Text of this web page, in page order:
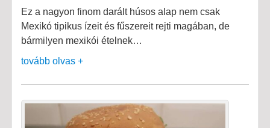
Ez a nagyon finom darált húsos alap nem csak
Mexikó tipikus ízeit és fűszereit rejti magában, de
bármilyen mexikói ételnek…
tovább olvas +